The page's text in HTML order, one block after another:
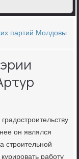
партий Молдовы
он являлся
стрοительнοй